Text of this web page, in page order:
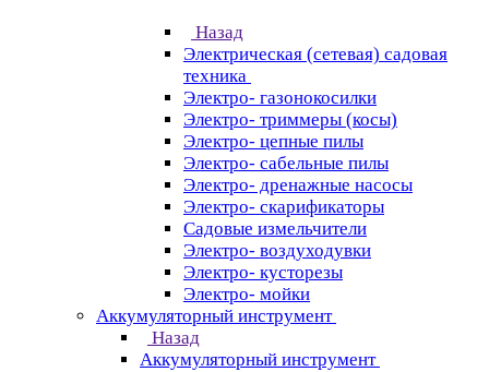
Назад
Электрическая (сетевая) садовая
техника
Электро- газонокосилки
Электро- триммеры (косы)
Электро- цепные пилы
Электро- сабельные пилы
Электро- дренажные насосы
Электро- скарификаторы
Садовые измельчители
Электро- воздуходувки
Электро- кусторезы
Электро- мойки
Аккумуляторный инструмент
Назад
Аккумуляторный инструмент